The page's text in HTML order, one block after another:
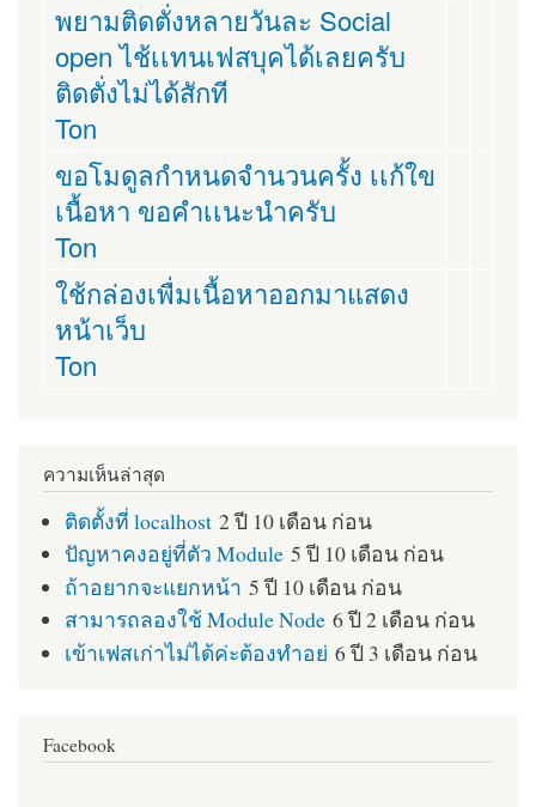
พยามติดตั่งหลายวันละ Social
open ไช้เเทนเฟสบุคได้เลยครับ
ติดตั่งไม่ได้สักที
Ton
ขอโมดูลกำหนดจำนวนครั้ง เเก้ใข
เนื้อหา ขอคำเเนะนำครับ
Ton
ใช้กล่องเพื่มเนื้อหาออกมาแสดง
หน้าเว็บ
Ton
ความเห็นล่าสุด
ติดตั้งที่ localhost 2 ปี 10 เดือน ก่อน
ปัญหาคงอยู่ที่ตัว Module 5 ปี 10 เดือน ก่อน
ถ้าอยากจะแยกหน้า 5 ปี 10 เดือน ก่อน
สามารถลองใช้ Module Node 6 ปี 2 เดือน ก่อน
เข้าเฟสเก่าไม่ได้ค่ะต้องทำอย่ 6 ปี 3 เดือน ก่อน
Facebook